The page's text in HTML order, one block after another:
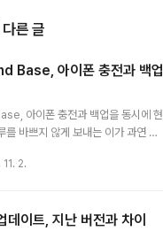
른 글
Base, 아이폰 충전과 백업
아이폰 충전과 백업을 동시에 현
를 바쁘지 않게 보내는 이가 과연 얼
일을 하거나 그럼에도 어떤 것은 포
까지 진행하다 잠자리에 들어야 할
2.
데이트, 지난 버전과 차이